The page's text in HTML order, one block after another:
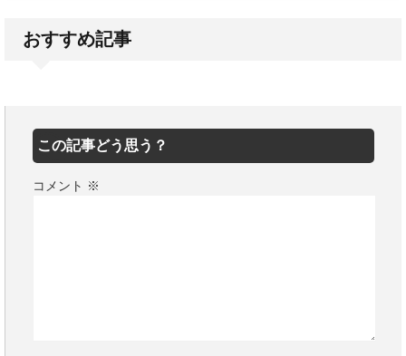
おすすめ記事
この記事どう思う？
コメント ※